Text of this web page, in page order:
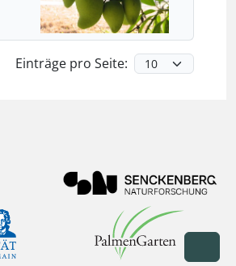
Einträge pro Seite: